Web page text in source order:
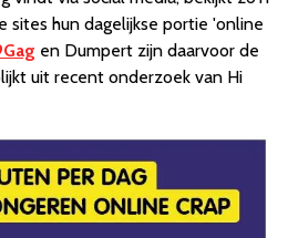
sites hun dagelijkse portie 'online
en Dumpert zijn daarvoor de
uit recent onderzoek van Hi